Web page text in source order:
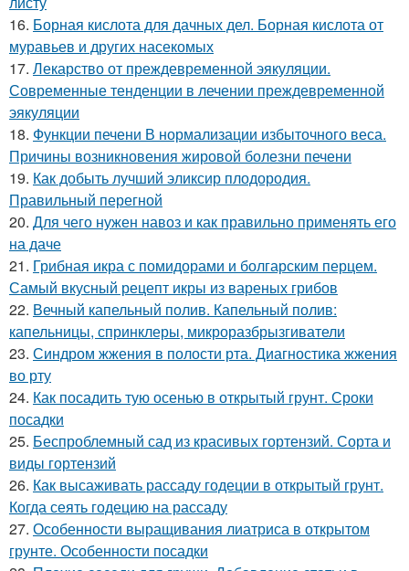
16. Борная кислота для дачных дел. Борная кислота от
муравьев и других насекомых
17. Лекарство от преждевременной эякуляции.
Современные тенденции в лечении преждевременной
эякуляции
18. Функции печени В нормализации избыточного веса.
Причины возникновения жировой болезни печени
19. Как добыть лучший эликсир плодородия.
Правильный перегной
20. Для чего нужен навоз и как правильно применять его
на даче
21. Грибная икра с помидорами и болгарским перцем.
Самый вкусный рецепт икры из вареных грибов
22. Вечный капельный полив. Капельный полив:
капельницы, спринклеры, микроразбрызгиватели
23. Синдром жжения в полости рта. Диагностика жжения
во рту
24. Как посадить тую осенью в открытый грунт. Сроки
посадки
25. Беспроблемный сад из красивых гортензий. Сорта и
виды гортензий
26. Как высаживать рассаду годеции в открытый грунт.
Когда сеять годецию на рассаду
27. Особенности выращивания лиатриса в открытом
грунте. Особенности посадки